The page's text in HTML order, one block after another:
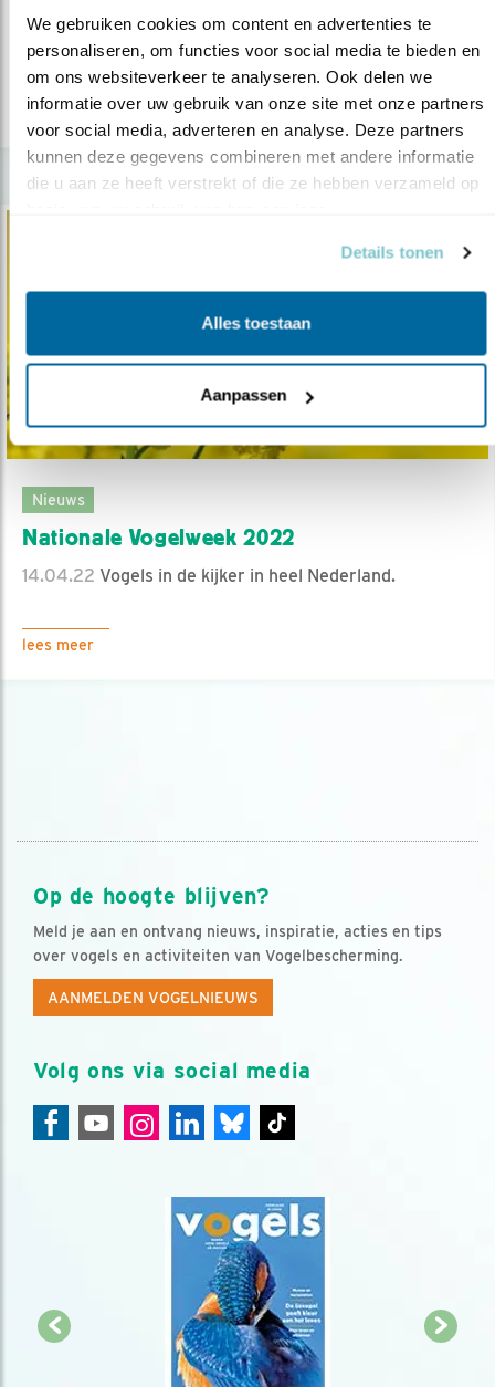
We gebruiken cookies om content en advertenties te
personaliseren, om functies voor social media te bieden en
om ons websiteverkeer te analyseren. Ook delen we
informatie over uw gebruik van onze site met onze partners
voor social media, adverteren en analyse. Deze partners
kunnen deze gegevens combineren met andere informatie
die u aan ze heeft verstrekt of die ze hebben verzameld op
Details tonen
Alles toestaan
Aanpassen
12.05.22
Altijd een wadvogelgids op zak mét tips om
vogelverstoring tegen te gaan.
lees meer
Nieuws
Nationale Vogelweek 2022
14.04.22 Vogels in de kijker in heel Nederland.
lees meer
Op de hoogte blijven?
Meld je aan en ontvang nieuws, inspiratie, acties en tips
over vogels en activiteiten van Vogelbescherming.
AANMELDEN VOGELNIEUWS
Volg ons via social media